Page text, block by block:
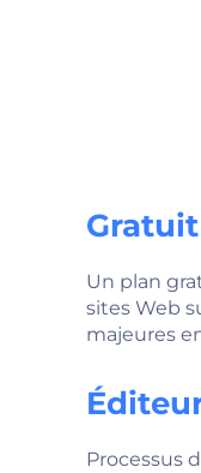
Un plan
sites Web
majeures
Processus